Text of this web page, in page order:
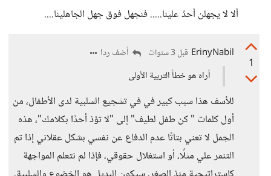
ألا لا يجهلن أحدُ علينا..... فنجهل فوق جهل الجاهلينا....
1
ErinyNabil قبل 3 سنوات
أضف ردا
أراه هو خطأ التربية الأولى
للأسف هذا سبب كبير في في تشجيع السلبية لدى الأطفال، من
أول كلمات " كن طفل لطيف" إلى "لا تؤذ أحدًا بكلامك"، هذه
الجمل لا تعني بتاتًا عدم الدفاع عن نفسي بشكل عقلاني إذا تم
التنمر علي مثلًا، أو استغلال حقوقي، فإذا لم نتعلم المواجهة